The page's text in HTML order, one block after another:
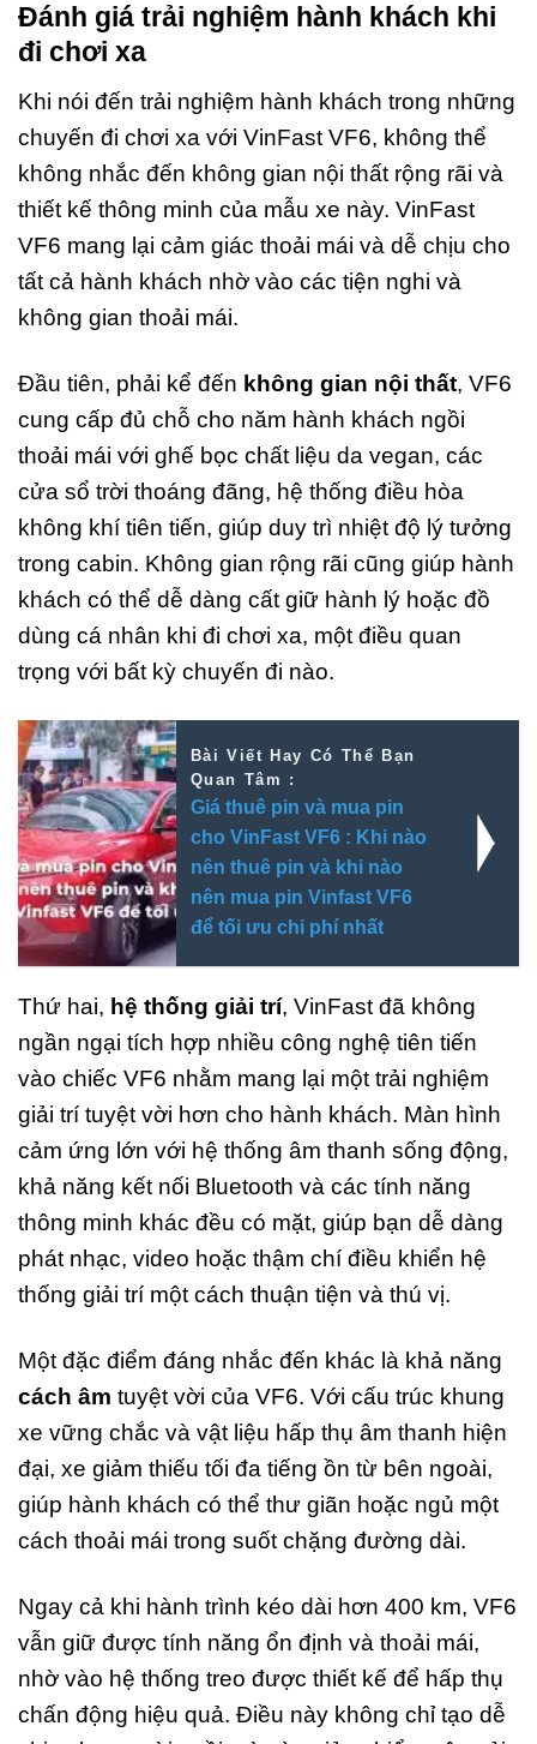
Đánh giá trải nghiệm hành khách khi
đi chơi xa
Khi nói đến trải nghiệm hành khách trong những
chuyến đi chơi xa với VinFast VF6, không thể
không nhắc đến không gian nội thất rộng rãi và
thiết kế thông minh của mẫu xe này. VinFast
VF6 mang lại cảm giác thoải mái và dễ chịu cho
tất cả hành khách nhờ vào các tiện nghi và
không gian thoải mái.
Đầu tiên, phải kể đến không gian nội thất, VF6
cung cấp đủ chỗ cho năm hành khách ngồi
thoải mái với ghế bọc chất liệu da vegan, các
cửa sổ trời thoáng đãng, hệ thống điều hòa
không khí tiên tiến, giúp duy trì nhiệt độ lý tưởng
trong cabin. Không gian rộng rãi cũng giúp hành
khách có thể dễ dàng cất giữ hành lý hoặc đồ
dùng cá nhân khi đi chơi xa, một điều quan
trọng với bất kỳ chuyến đi nào.
Bài Viết Hay Có Thể Bạn
Quan Tâm :
Giá thuê pin và mua pin
cho VinFast VF6 : Khi nào
nên thuê pin và khi nào
nên mua pin Vinfast VF6
để tối ưu chi phí nhất
Thứ hai, hệ thống giải trí, VinFast đã không
ngần ngại tích hợp nhiều công nghệ tiên tiến
vào chiếc VF6 nhằm mang lại một trải nghiệm
giải trí tuyệt vời hơn cho hành khách. Màn hình
cảm ứng lớn với hệ thống âm thanh sống động,
khả năng kết nối Bluetooth và các tính năng
thông minh khác đều có mặt, giúp bạn dễ dàng
phát nhạc, video hoặc thậm chí điều khiển hệ
thống giải trí một cách thuận tiện và thú vị.
Một đặc điểm đáng nhắc đến khác là khả năng
cách âm tuyệt vời của VF6. Với cấu trúc khung
xe vững chắc và vật liệu hấp thụ âm thanh hiện
đại, xe giảm thiếu tối đa tiếng ồn từ bên ngoài,
giúp hành khách có thể thư giãn hoặc ngủ một
cách thoải mái trong suốt chặng đường dài.
Ngay cả khi hành trình kéo dài hơn 400 km, VF6
vẫn giữ được tính năng ổn định và thoải mái,
nhờ vào hệ thống treo được thiết kế để hấp thụ
chấn động hiệu quả. Điều này không chỉ tạo dễ